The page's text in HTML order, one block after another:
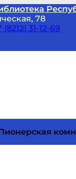
78
(8212) 31-12-69